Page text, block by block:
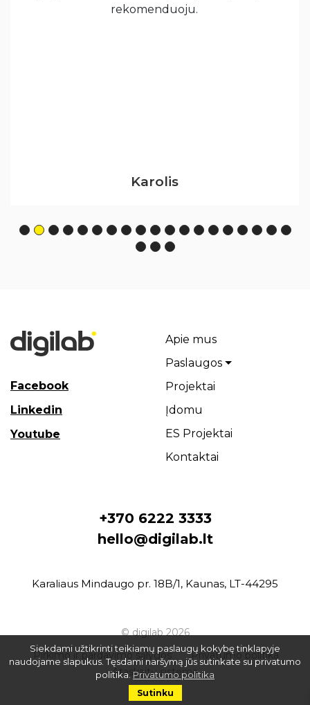
Siekdami užtikrinti teikiamų paslaugų kokybę tinklapyje
naudojame slapukus. Tęsdami naršymą jūs sutinkate su privatumo
politika. Privatumo politika
Sutinku
rekomenduoju.
Karolis
+370 6222 3333
hello@digilab.lt
Karaliaus Mindaugo pr. 18B/1, Kaunas, LT-44295
Facebook
Linkedin
Youtube
Apie mus
Paslaugos
Projektai
Įdomu
ES Projektai
Kontaktai
© digilab 2026
Pirkimo ir pardavimo sąlygos
Privatumo politika
Ataskaitų sistema